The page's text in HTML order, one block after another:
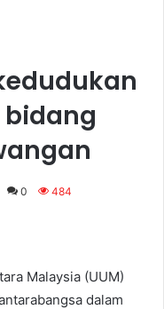
bidang
0 484
Malaysia (UUM)
dalam